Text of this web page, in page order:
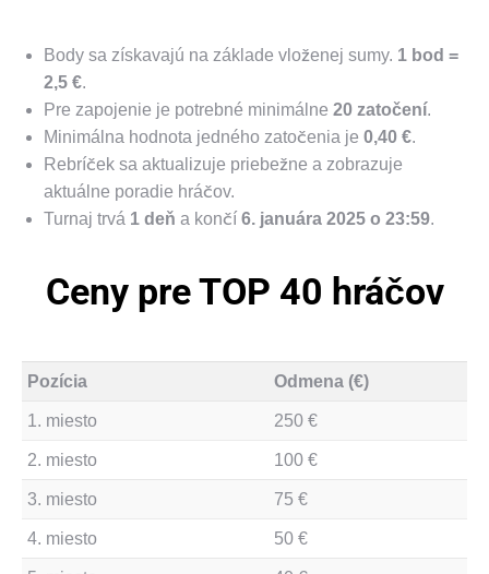
Body sa získavajú na základe vloženej sumy. 1 bod =
2,5 €.
Pre zapojenie je potrebné minimálne 20 zatočení.
Minimálna hodnota jedného zatočenia je 0,40 €.
Rebríček sa aktualizuje priebežne a zobrazuje
aktuálne poradie hráčov.
Turnaj trvá 1 deň a končí 6. januára 2025 o 23:59.
Ceny pre TOP 40 hráčov
Pozícia Odmena (€)
1. miesto 250 €
2. miesto 100 €
3. miesto 75 €
4. miesto 50 €